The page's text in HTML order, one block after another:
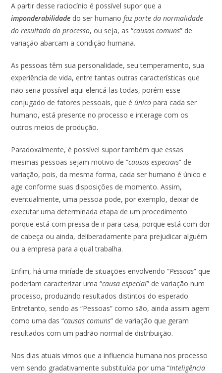
A partir desse raciocínio é possível supor que a
imponderabilidade do ser humano faz parte da normalidade
do resultado do processo, ou seja, as “causas comuns” de
variação abarcam a condição humana.
As pessoas têm sua personalidade, seu temperamento, sua
experiência de vida, entre tantas outras características que
não seria possível aqui elencá-las todas, porém esse
conjugado de fatores pessoais, que éúnico para cada ser
humano, está presente no processo e interage com os
outros meios de produção.
Paradoxalmente, é possível supor também que essas
mesmas pessoas sejam motivo de “causas especiais” de
variação, pois, da mesma forma, cada ser humano é único e
age conforme suas disposições de momento. Assim,
eventualmente, uma pessoa pode, por exemplo, deixar de
executar uma determinada etapa de um procedimento
porque está com pressa de ir para casa, porque está com dor
de cabeça ou ainda, deliberadamente para prejudicar alguém
ou a empresa para a qual trabalha.
Enfim, há uma miríade de situações envolvendo “Pessoas” que
poderiam caracterizar uma “causa especial” de variação num
processo, produzindo resultados distintos do esperado.
Entretanto, sendo as “Pessoas” como são, ainda assim agem
como uma das “causas comuns” de variação que geram
resultados com um padrão normal de distribuição.
Nos dias atuais vimos que a influencia humana nos processo
vem sendo gradativamente substituída por uma “Inteligência